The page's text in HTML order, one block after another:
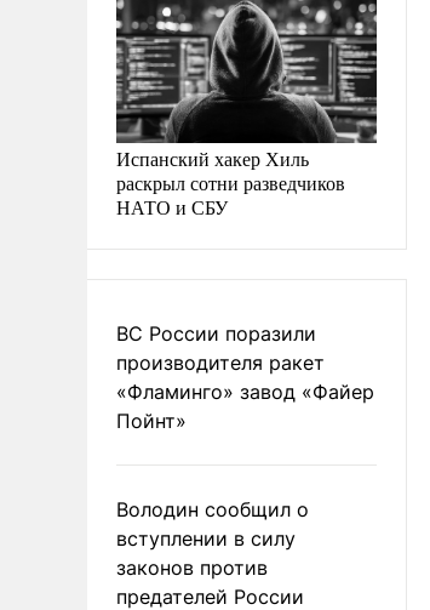
Испанский хакер Хиль
раскрыл сотни разведчиков
НАТО и СБУ
ВС России поразили
производителя ракет
«Фламинго» завод «Файер
Пойнт»
Володин сообщил о
вступлении в силу
законов против
предателей России